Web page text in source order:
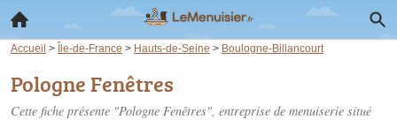
Accueil > Île-de-France > Hauts-de-Seine > Boulogne-Billancourt
Pologne Fenêtres
Cette fiche présente "Pologne Fenêtres", entreprise de menuiserie situé